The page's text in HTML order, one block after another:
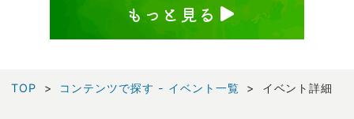
もっと見る
TOP コンテンツで探す - イベント一覧 イベント詳細